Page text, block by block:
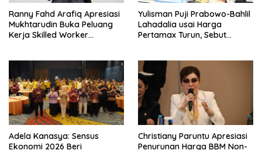
Ranny Fahd Arafiq Apresiasi
Mukhtarudin Buka Peluang
Kerja Skilled Worker
Yulisman Puji Prabowo-Bahlil
Lahadalia usai Harga
Pertamax Turun, Sebut
Adela Kanasya: Sensus
Ekonomi 2026 Beri
Christiany Paruntu Apresiasi
Penurunan Harga BBM Non-